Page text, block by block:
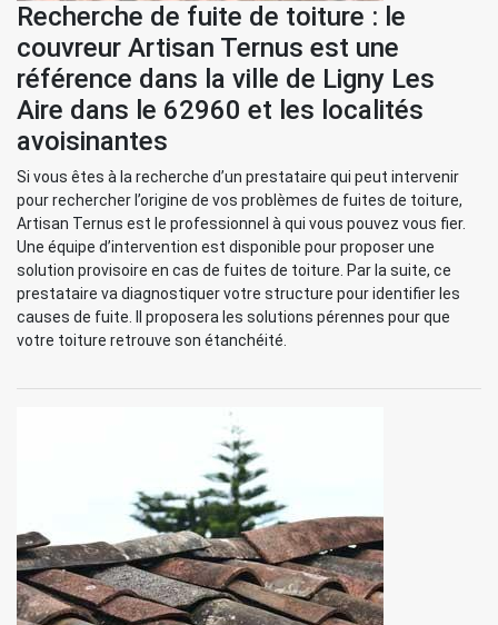
Recherche de fuite de toiture : le
couvreur Artisan Ternus est une
référence dans la ville de Ligny Les
Aire dans le 62960 et les localités
avoisinantes
Si vous êtes à la recherche d’un prestataire qui peut intervenir
pour rechercher l’origine de vos problèmes de fuites de toiture,
Artisan Ternus est le professionnel à qui vous pouvez vous fier.
Une équipe d’intervention est disponible pour proposer une
solution provisoire en cas de fuites de toiture. Par la suite, ce
prestataire va diagnostiquer votre structure pour identifier les
causes de fuite. Il proposera les solutions pérennes pour que
votre toiture retrouve son étanchéité.